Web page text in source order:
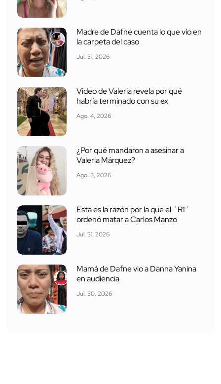
Madre de Dafne cuenta lo que vio en
la carpeta del caso
Jul. 31, 2026
Video de Valeria revela por qué
habría terminado con su ex
Ago. 4, 2026
¿Por qué mandaron a asesinar a
Valeria Márquez?
Ago. 3, 2026
Esta es la razón por la que el ´R1´
ordenó matar a Carlos Manzo
Jul. 31, 2026
Mamá de Dafne vio a Danna Yanina
en audiencia
Jul. 30, 2026